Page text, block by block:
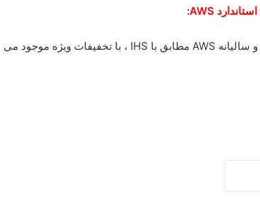
استاندارد AWS:
پکیج کامل استاندارد AWS و همچنین پکیج های ماهیانه و سالیانه AWS مطابق با IHS ، با تخفیفات ویژه موجود می